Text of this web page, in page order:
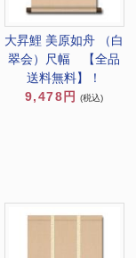
大昇鯉 美原如舟 （白
翠会）尺幅 【全品
送料無料】！
9,478円
(税込)